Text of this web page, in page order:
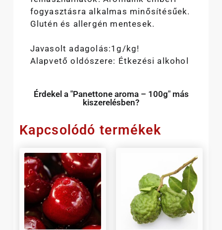
fogyasztásra alkalmas minősítésűek.
Glutén és allergén mentesek.
Javasolt adagolás:1g/kg!
Alapvető oldószere: Étkezési alkohol
Érdekel a "Panettone aroma – 100g" más
kiszerelésben?
Kapcsolódó termékek